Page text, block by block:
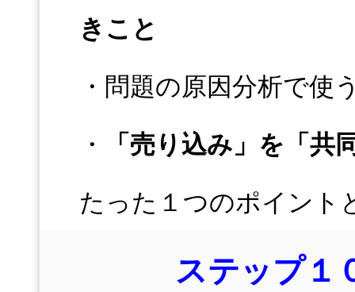
きこと
・問題の原因分析で使
・
「売り込み」を「
たった１つのポイント
ステップ